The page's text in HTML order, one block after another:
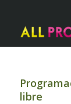
libre